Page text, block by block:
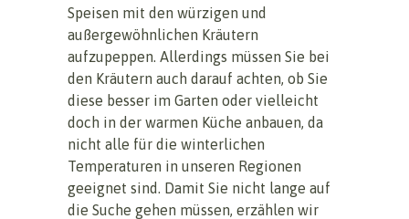
Speisen mit den würzigen und
außergewöhnlichen Kräutern
aufzupeppen. Allerdings müssen Sie bei
den Kräutern auch darauf achten, ob Sie
diese besser im Garten oder vielleicht
doch in der warmen Küche anbauen, da
nicht alle für die winterlichen
Temperaturen in unseren Regionen
geeignet sind. Damit Sie nicht lange auf
die Suche gehen müssen, erzählen wir